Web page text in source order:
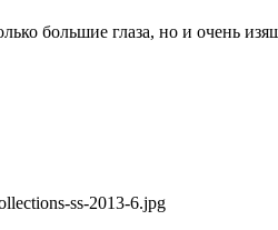
большие глаза, но и очень